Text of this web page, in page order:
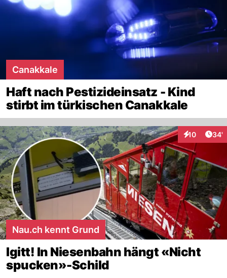
Canakkale
Haft nach Pestizideinsatz - Kind
stirbt im türkischen Canakkale
10
Interaktionen
34'
Nau.ch kennt Grund
Igitt! In Niesenbahn hängt «Nicht
spucken»-Schild